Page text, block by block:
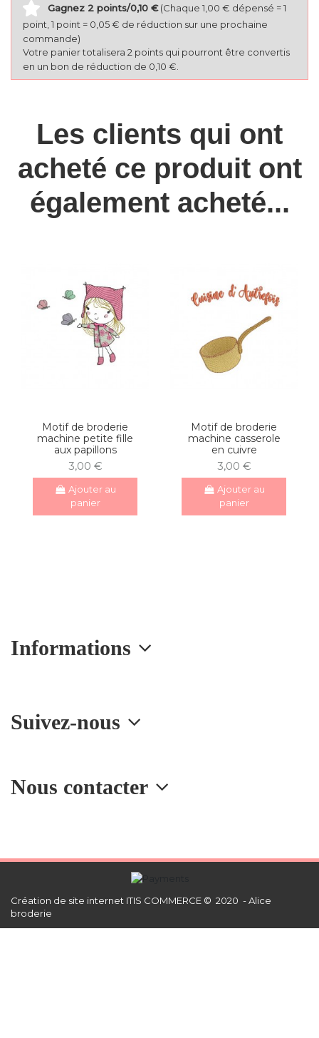
Gagnez 2 points/0,10 € (Chaque 1,00 € dépensé = 1
point, 1 point = 0,05 € de réduction sur une prochaine
commande)
Votre panier totalisera 2 points qui pourront être convertis
en un bon de réduction de 0,10 €.
Les clients qui ont
acheté ce produit ont
également acheté...
Motif de broderie
machine petite fille
aux papillons
3,00 €
Ajouter au
panier
Motif de broderie
machine casserole
en cuivre
3,00 €
Ajouter au
panier
Nous contacter
Informations
Suivez-nous
Création de site internet ITIS COMMERCE © 2020 - Alice
broderie